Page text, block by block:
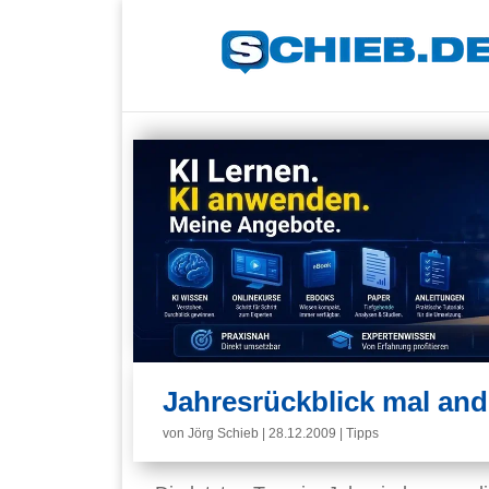
Jahresrückblick mal
von Jörg Schieb 28.12.2009 Tipps